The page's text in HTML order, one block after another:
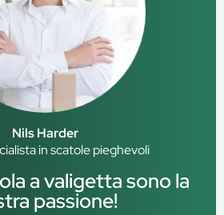
Nils Harder
in scatole pieghevoli
a valigetta sono la
passione!